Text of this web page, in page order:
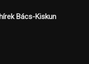
Bács-Kiskun